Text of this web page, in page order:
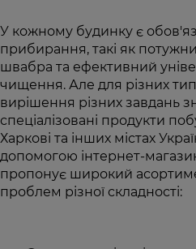
У кожному будинку є
прибирання, такі як
швабра та ефективний
чищення. Але для різних
вирішення різних завдань
спеціалізовані продукти
Харкові та інших містах
допомогою інтернет-
пропонує широкий
проблем різної складності: